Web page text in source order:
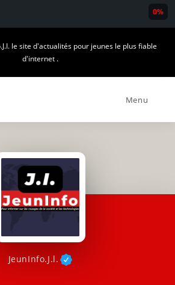
le site d'actualités pour jeunes le plus fiable
d'internet .
Menu
JeunInfo.J.l.
0%